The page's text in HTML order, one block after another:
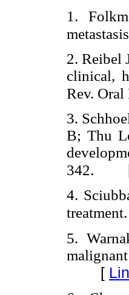
1.
2.Reibel
clinical,
Rev.
3.
B; Thu
342.
4.
5.
[